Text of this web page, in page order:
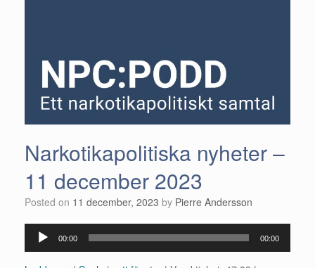
Narkotikapolitiska nyheter –
11 december 2023
Posted on 11 december, 2023 by Pierre Andersson
Ljudspelare
00:00 00:00